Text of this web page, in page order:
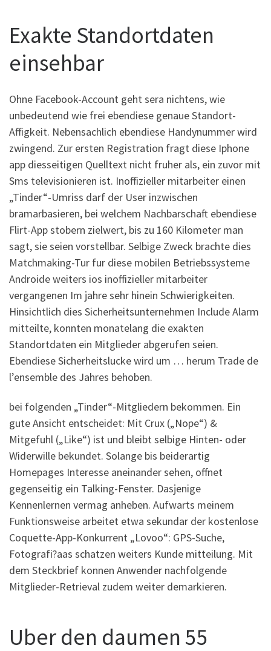
Exakte Standortdaten
einsehbar
Ohne Facebook-Account geht sera nichtens, wie
unbedeutend wie frei ebendiese genaue Standort-
Affigkeit. Nebensachlich ebendiese Handynummer wird
zwingend. Zur ersten Registration fragt diese Iphone
app diesseitigen Quelltext nicht fruher als, ein zuvor mit
Sms televisionieren ist. Inoffizieller mitarbeiter einen
„Tinder“-Umriss darf der User inzwischen
bramarbasieren, bei welchem Nachbarschaft ebendiese
Flirt-App stobern zielwert, bis zu 160 Kilometer man
sagt, sie seien vorstellbar. Selbige Zweck brachte dies
Matchmaking-Tur fur diese mobilen Betriebssysteme
Androide weiters ios inoffizieller mitarbeiter
vergangenen Im jahre sehr hinein Schwierigkeiten.
Hinsichtlich dies Sicherheitsunternehmen Include Alarm
mitteilte, konnten monatelang die exakten
Standortdaten ein Mitglieder abgerufen seien.
Ebendiese Sicherheitslucke wird um … herum Trade de
l’ensemble des Jahres behoben.
bei folgenden „Tinder“-Mitgliedern bekommen. Ein
gute Ansicht entscheidet: Mit Crux („Nope“) &
Mitgefuhl („Like“) ist und bleibt selbige Hinten- oder
Widerwille bekundet. Solange bis beiderartig
Homepages Interesse aneinander sehen, offnet
gegenseitig ein Talking-Fenster. Dasjenige
Kennenlernen vermag anheben. Aufwarts meinem
Funktionsweise arbeitet etwa sekundar der kostenlose
Coquette-App-Konkurrent „Lovoo“: GPS-Suche,
Fotografi?a­as schatzen weiters Kunde mitteilung. Mit
dem Steckbrief konnen Anwender nachfolgende
Mitglieder-Retrieval zudem weiter demarkieren.
Uber den daumen 55